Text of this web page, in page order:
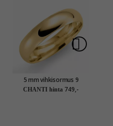
5 mm vihkisormus 9
karaatin kultaa
CHANTI hinta 749,-